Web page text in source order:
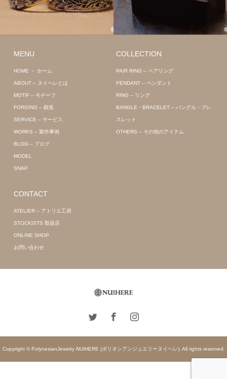
MENU
HOME － ホーム
ABOUT – ヌイヘレとは
MOTIF – モチーフ
FORGING – 鍛造
SERVICE – サービス
WORKS – 製作事例
BLOG – ブログ
MODEL
SNAP
COLLECTION
PAIR RING – ペアリング
PENDANT – ペンダント
RING – リング
BANGLE・BRACELET – バングル・ブレ
スレット
OTHERS – その他のアイテム
CONTACT
ATELIER – アトリエ工房
STOCKISTS 取扱店
ONLINE SHOP
お問い合わせ
Copyright © PolynesianJewelry NUIHERE (ポリネシアンジュエリーヌイヘレ). All rights reserved.